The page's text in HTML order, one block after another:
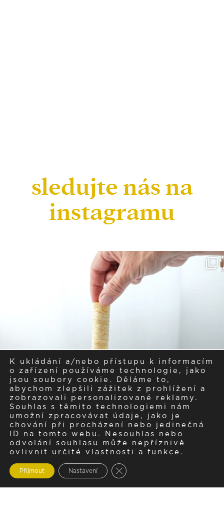
sledujte nás na
instagramu
K ukládání a/nebo přístupu k informacím
o zařízení používáme technologie, jako
jsou soubory cookie. Děláme to,
abychom zlepšili zážitek z prohlížení a
zobrazovali personalizované reklamy.
Souhlas s těmito technologiemi nám
umožní zpracovávat údaje, jako je
chování při procházení nebo jedinečná
ID na tomto webu. Nesouhlas nebo
odvolání souhlasu může nepříznivě
ovlivnit určité vlastnosti a funkce.
Přijmout Nastavení Zavřít cookie lištu GDPR